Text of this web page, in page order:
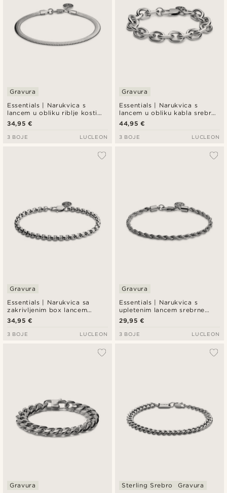
Essentials | Narukvica s
lancem u obliku riblje kosti
srebrne boje, 5 mm
Gravura
34,95 €
3 BOJE LUCLEON
Essentials | Narukvica s
lancem u obliku kabla srebrne
boje, 12 mm
Gravura
44,95 €
3 BOJE LUCLEON
Essentials | Narukvica sa
zakrivljenim box lancem
srebrne boje, 5 mm
Gravura
34,95 €
3 BOJE LUCLEON
Essentials | Narukvica s
upletenim lancem srebrne
boje, 4 mm
Gravura
29,95 €
3 BOJE LUCLEON
Gravura Sterling Srebro Gravura